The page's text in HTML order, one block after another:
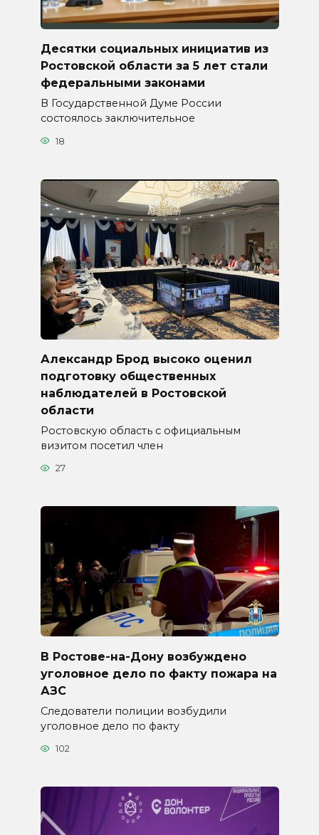
Десятки социальных инициатив из
Ростовской области за 5 лет стали
федеральными законами
В Государственной Думе России
состоялось заключительное
18
Александр Брод высоко оценил
подготовку общественных
наблюдателей в Ростовской
области
Ростовскую область с официальным
визитом посетил член
27
В Ростове-на-Дону возбуждено
уголовное дело по факту пожара на
АЗС
Следователи полиции возбудили
уголовное дело по факту
102